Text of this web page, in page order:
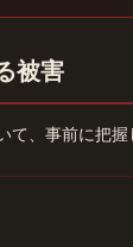
被害
、事前に把握